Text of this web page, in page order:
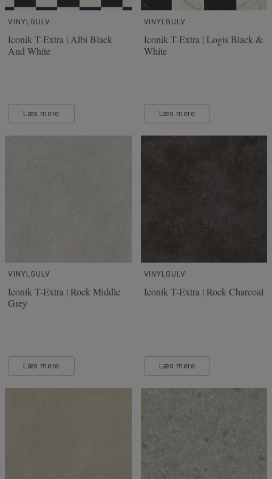
VINYLGULV
Iconik T-Extra | Albi Black
And White
Læs mere
VINYLGULV
Iconik T-Extra | Logis Black &
White
Læs mere
VINYLGULV
Iconik T-Extra | Rock Middle
Grey
Læs mere
VINYLGULV
Iconik T-Extra | Rock Charcoal
Læs mere